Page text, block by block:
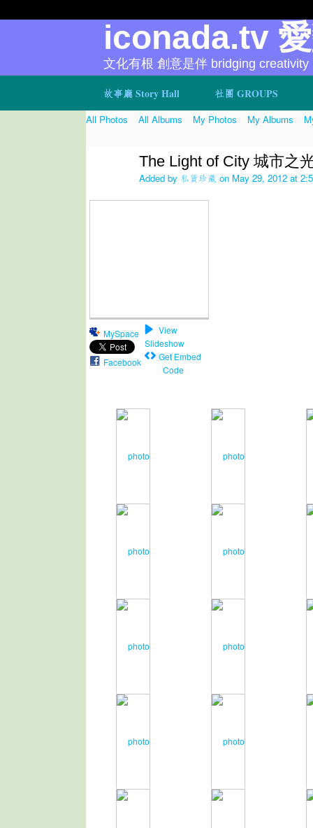
故事廳 Story Hall 社團 GROUPS
iconada.tv
文化有根 創意是伴 bridging creativity
All Photos All Albums My Photos My Albums
The Light of City 城市之
Added by 私貨珍藏 on May 29, 2012 at
MySpace
Facebook
View
Slideshow
Get Embed
Code